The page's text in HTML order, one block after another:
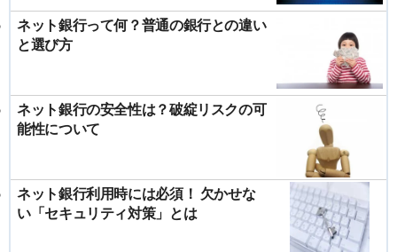
ネット銀行って何？普通の銀行との違い
と選び方
ネット銀行の安全性は？破綻リスクの可
能性について
ネット銀行利用時には必須！ 欠かせな
い「セキュリティ対策」とは